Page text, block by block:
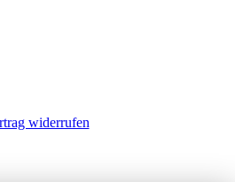
widerrufen